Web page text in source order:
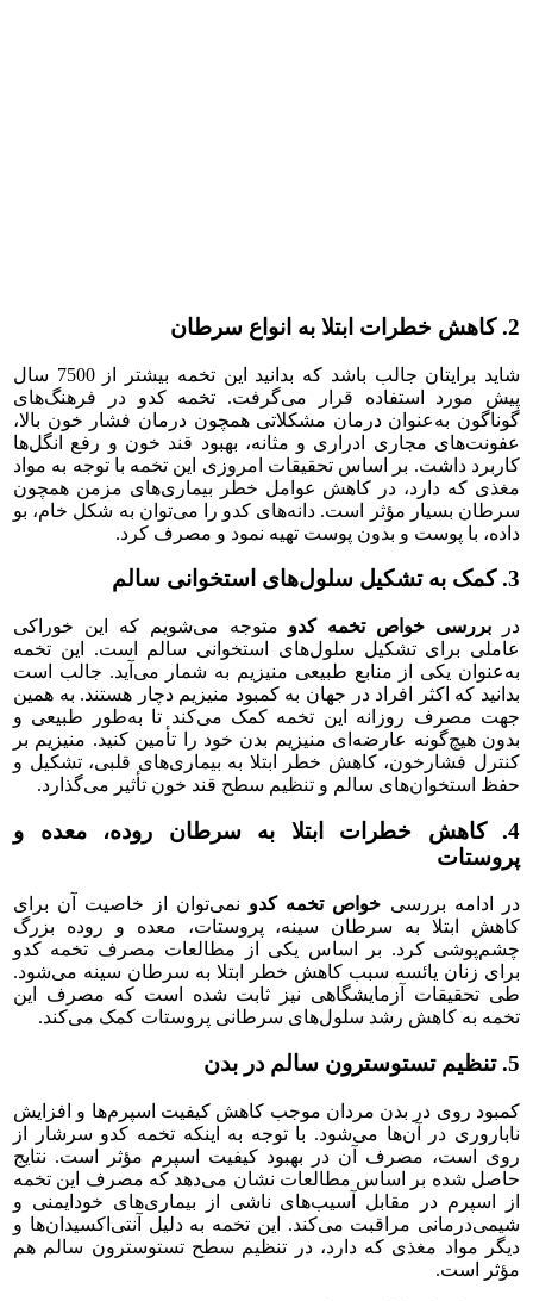
2. کاهش خطرات ابتلا به انواع سرطان
شاید برایتان جالب باشد که بدانید این تخمه بیشتر از 7500 سال
پیش مورد استفاده قرار می‌گرفت. تخمه کدو در فرهنگ‌های
گوناگون به‌عنوان درما‌ن مشکلاتی همچون درمان فشار خون بالا،
عفونت‌های مجاری ادراری و مثانه، بهبود قند خون و رفع انگل‌ها
کاربرد داشت. بر اساس تحقیقات امروزی این تخمه با توجه به مواد
مغذی که دارد، در کاهش عوامل خطر بیماری‌های مزمن همچون
سرطان بسیار مؤثر است. دانه‌های کدو را می‌توان به‌ شکل خام، بو
داده، با پوست و بدون پوست تهیه نمود و مصرف کرد.
3. کمک به تشکیل سلول‌های استخوانی سالم
در بررسی خواص تخمه کدو متوجه می‌شویم که این خوراکی
عاملی برای تشکیل سلول‌های استخوانی سالم است. این تخمه
به‌عنوان یکی از منابع طبیعی منیزیم به شمار می‌آید. جالب است
بدانید که اکثر افراد در جهان به کمبود منیزیم دچار هستند. به همین
جهت مصرف روزانه این تخمه کمک می‌کند تا به‌طور طبیعی و
بدون هیچ‌گونه عارضه‌ای منیزیم بدن خود را تأمین کنید. منیزیم بر
کنترل فشارخون، کاهش خطر ابتلا به بیماری‌های قلبی، تشکیل و
حفظ استخوان‌های سالم و تنظیم سطح قند خون تأثیر می‌گذارد.
4. کاهش خطرات ابتلا به سرطان روده، معده و
پروستات
در ادامه بررسی خواص تخمه کدو نمی‌توان از خاصیت آن برای
کاهش ابتلا به سرطان سینه، پروستات، معده و روده بزرگ
چشم‌پوشی کرد. بر اساس یکی از مطالعات مصرف تخمه کدو
برای زنان یائسه سبب کاهش خطر ابتلا به سرطان سینه می‌شود.
طی تحقیقات آزمایشگاهی نیز ثابت شده است که مصرف این
تخمه به کاهش رشد سلول‌های سرطانی پروستات کمک می‌کند.
5. تنظیم تستوسترون سالم در بدن
کمبود روی در بدن مردان موجب کاهش کیفیت اسپرم‌ها و افزایش
ناباروری در آن‌ها می‌شود. با توجه به اینکه تخمه کدو سرشار از
روی است، مصرف آن در بهبود کیفیت اسپرم مؤثر است. نتایج
حاصل شده بر اساس مطالعات نشان می‌دهد که مصرف این تخمه
از اسپرم در مقابل آسیب‌های ناشی از بیماری‌های خودایمنی و
شیمی‌درمانی مراقبت می‌کند. این تخمه به دلیل آنتی‌اکسیدان‌ها و
دیگر مواد مغذی که دارد، در تنظیم سطح تستوسترون سالم هم
مؤثر است.